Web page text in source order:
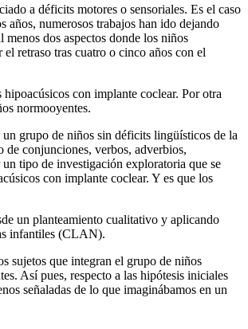
a déficits motores o sensoriales. Es el caso
numerosos trabajos han ido dejando
dos aspectos donde los niños
retraso tras cuatro o cinco años con el
con implante coclear. Por otra
normooyentes.
grupo de niños sin déficits lingüísticos de la
de conjunciones, verbos, adverbios,
tipo de investigación exploratoria que se
con implante coclear. Y es que los
un planteamiento cualitativo y aplicando
infantiles (CLAN).
sujetos que integran el grupo de niños
Así pues, respecto a las hipótesis iniciales
señaladas de lo que imaginábamos en un